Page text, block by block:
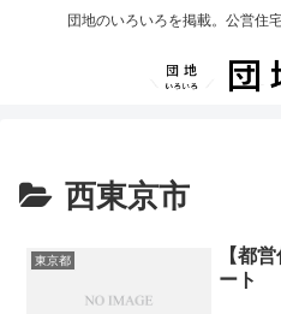
団地のいろいろを掲載。公営住
西東京市
東京都
【都
ート